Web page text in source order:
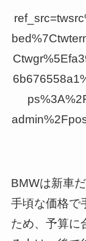
BMWは新車
手頃な価格で
ため、予算に